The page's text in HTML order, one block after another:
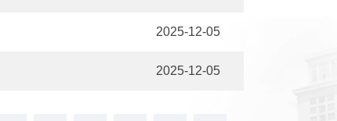
2025-12-05
2025-12-05